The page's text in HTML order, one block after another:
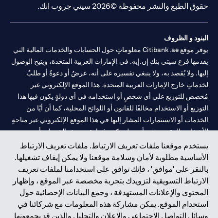
يستخدم موقعنا ملفات تعريف الارتباط. ملفات تعريف الارتباط
الأساسية مطلوبة لأمان وسلامة موقعنا ولا يمكن إيقاف تشغيلها.
بالنقر على 'موافق' ، فإنك توافق على استخدامنا لملفات تعريف
الارتباط التسويقية لتزويدك بتجربة مخصصة عبر الموقع ، وإظهار
المحتوى والإعلانات المستهدفة ، وجمع البيانات الإحصائية حول
استخدام الموقع. يمكن مشاركة هذه المعلومات مع شركائنا في
وسائل التواصل الاجتماعي والإعلان والتحليل والذين قد يجمعونها
حقوق الطبع والنشر محفوظة ©2026 سيتي جروب انك.
البنود و الظروف
يوفر موقع Citibank.ae معلوماتٍ حول الحسابات والخدمات المالية التي
يقدمها فرع سيتي بنك إن.إيه. في الإمارات العربية المتحدة، ويتيح الوصول
إليها. ولا يُقصد به، ولا ينبغي تفسيره على أنه، عرضٌ أو دعوةٌ أو طلبٌ
لخدماتٍ خارج الإمارات العربية المتحدة. هذا الموقع الإلكتروني غير
مُخصص للتوزيع على أي شخصٍ أو استخدامه في أي دولةٍ يكون فيها هذا
التوزيع أو الاستخدام مخالفًا للقانون أو اللوائح المحلية، كما أن أيًا من
الخدمات أو الاستثمارات المشار إليها في هذا الموقع الإلكتروني غير متاحةٍ
للأشخاص المقيمين في أي دولةٍ يكون فيها تقديم هذه الخدمات أو
الاستثمارات مخالفًا للقانون أو اللوائح المحلية.
سيتي بنك هي علامة خدمة لشركة Citigroup Inc. أو .Citibank N.A ،
مستخدمة ومسجلة في جميع أنحاء العالم.
سيتي بنك إن. إيه. الإمارات مسجل لدى مصرف الإمارات المركزي تحت
أرقام التراخيص 202563 لفرع الوصل في دبي، 531989 لفرع مول